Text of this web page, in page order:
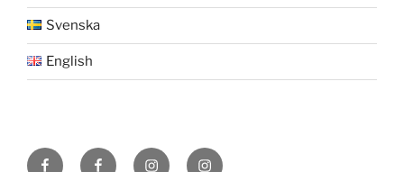
Svenska
English
FacebookFacebookInstagramInstagram